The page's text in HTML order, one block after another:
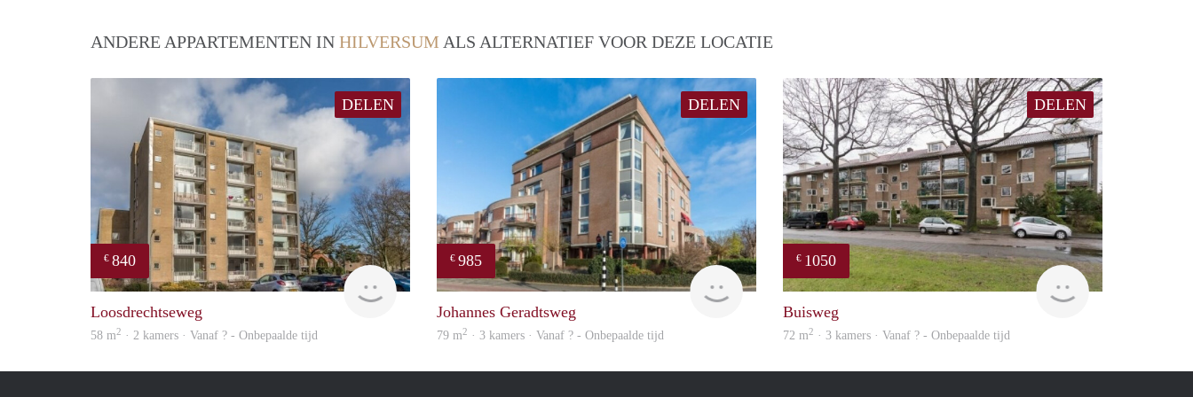
ANDERE APPARTEMENTEN IN HILVERSUM ALS ALTERNATIEF VOOR DEZE LOCATIE
DELEN
€ 840
finder
Loosdrechtseweg
58 m2 · 2 kamers · Vanaf ? - Onbepaalde tijd
DELEN
€ 985
Woning
Johannes Geradtsweg
79 m2 · 3 kamers · Vanaf ? - Onbepaalde tijd
DELEN
€ 1050
finder
Buisweg
72 m2 · 3 kamers · Vanaf ? - Onbepaalde tijd